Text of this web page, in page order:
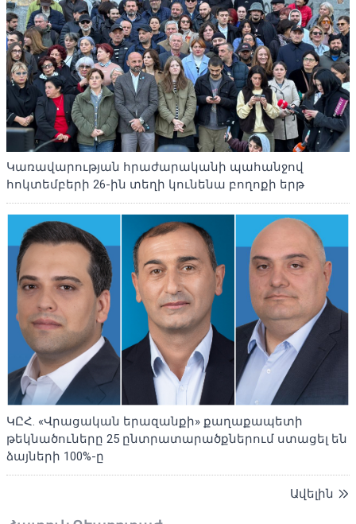
Կառավարության հրաժարականի պահանջով
հոկտեմբերի 26-ին տեղի կունենա բողոքի երթ
ԿԸՀ. «Վրացական երազանքի» քաղաքապետի
թեկնածուները 25 ընտրատարածքներում ստացել են
ձայների 100%-ը
Ավելին